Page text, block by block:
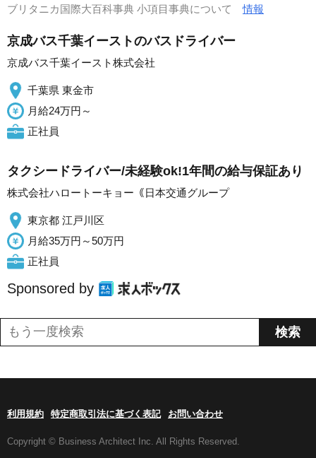
ブリタニカ国際大百科事典 小項目事典について情報
京成バス千葉イーストのバスドライバー
京成バス千葉イースト株式会社
千葉県 東金市
月給24万円～
正社員
タクシードライバー/未経験ok!1年間の給与保証あり
株式会社ハロートーキョー｟日本交通グループ
東京都 江戸川区
月給35万円～50万円
正社員
Sponsored by
利用規約 特定商取引法に基づく表記 お問い合わせ
Copyright © Business Architect Inc. All Rights Reserved.